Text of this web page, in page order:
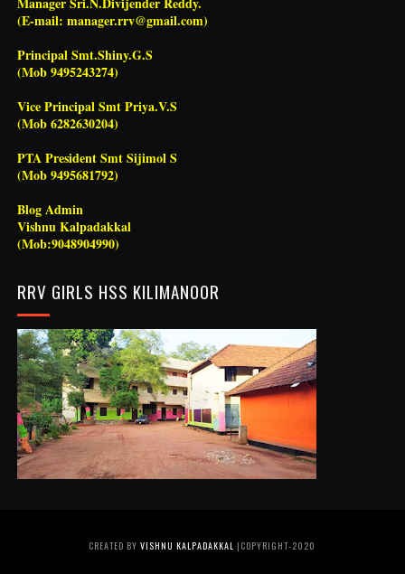
(E-mail: manager.rrv@gmail.com)
Principal Smt.Shiny.G.S
(Mob 9495243274)
Vice Principal Smt Priya.V.S
(Mob 6282630204)
PTA President Smt Sijimol S
(Mob 9495681792)
Blog Admin
Vishnu Kalpadakkal
(Mob:9048904990)
RRV GIRLS HSS KILIMANOOR
CREATED BYVISHNU KALPADAKKAL |COPYRIGHT-2020